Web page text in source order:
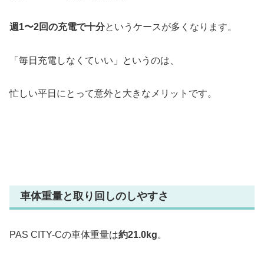
週1〜2回の充電で十分というケースが多くなります。
「毎日充電しなくていい」というのは、
忙しい平日にとって意外と大きなメリットです。
車体重量と取り回しのしやすさ
PAS CITY-Cの車体重量は約21.0kg。